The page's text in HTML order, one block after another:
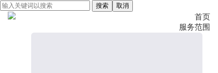
搜索 取消
首页
服务范围